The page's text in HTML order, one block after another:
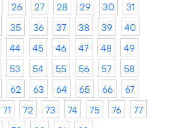
26 27 28 29 30
31
35 36 37 38 39
40
44 45 46 47 48
49
53 54 55 56 57
58
62 63 64 65 66
67
71 72 73 74 75 76
77